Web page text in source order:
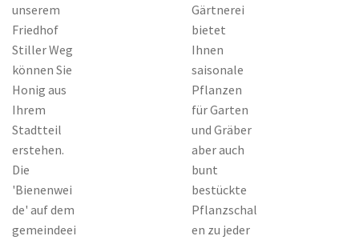
unserem
Friedhof
Stiller Weg
können Sie
Honig aus
Ihrem
Stadtteil
erstehen.
Die
'Bienenwei
de' auf dem
gemeindeei
Gärtnerei
bietet
Ihnen
saisonale
Pflanzen
für Garten
und Gräber
aber auch
bunt
bestückte
Pflanzschal
en zu jeder